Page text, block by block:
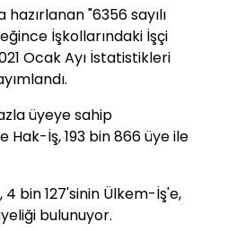
"6356 sayılı
İşkollarındaki İşçi
Ocak Ayı İstatistikleri
üyeye sahip
Hak-İş, 193 bin 866 üye ile
bin 127'sinin Ülkem-İş'e,
bulunuyor.